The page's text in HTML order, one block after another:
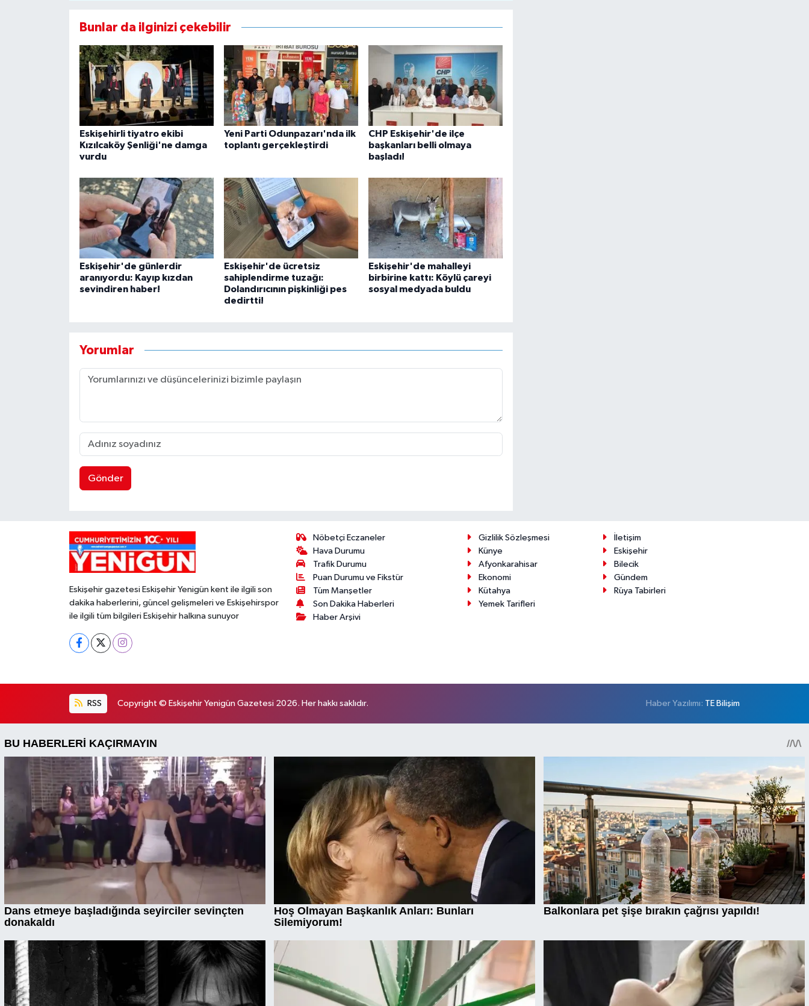
Bunlar da ilginizi çekebilir
Eskişehirli tiyatro ekibi
Kızılcaköy Şenliği'ne damga
vurdu
Yeni Parti Odunpazarı'nda ilk
toplantı gerçekleştirdi
CHP Eskişehir'de ilçe
başkanları belli olmaya
başladı!
Eskişehir'de günlerdir
aranıyordu: Kayıp kızdan
sevindiren haber!
Eskişehir'de ücretsiz
sahiplendirme tuzağı:
Dolandırıcının pişkinliği pes
dedirtti!
Eskişehir'de mahalleyi
birbirine kattı: Köylü çareyi
sosyal medyada buldu
Yorumlar
Gönder
Eskişehir gazetesi Eskişehir Yenigün kent ile ilgili son
dakika haberlerini, güncel gelişmeleri ve Eskişehirspor
ile ilgili tüm bilgileri Eskişehir halkına sunuyor
Nöbetçi Eczaneler
Hava Durumu
Trafik Durumu
Puan Durumu ve Fikstür
Tüm Manşetler
Son Dakika Haberleri
Haber Arşivi
Gizlilik Sözleşmesi
İletişim
Künye
Eskişehir
Afyonkarahisar
Bilecik
Ekonomi
Gündem
Kütahya
Rüya Tabirleri
Yemek Tarifleri
RSS Copyright © Eskişehir Yenigün Gazetesi 2026. Her hakkı saklıdır. Haber Yazılımı: TE Bilişim